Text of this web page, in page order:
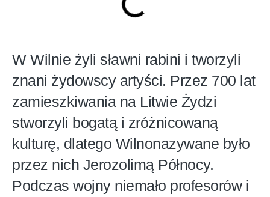
W Wilnie żyli sławni rabini i tworzyli
znani żydowscy artyści. Przez 700 lat
zamieszkiwania na Litwie Żydzi
stworzyli bogatą i zróżnicowaną
kulturę, dlatego Wilnonazywane było
przez nich Jerozolimą Północy.
Podczas wojny niemało profesorów i